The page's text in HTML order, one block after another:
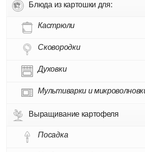
Блюда из картошки для:
Кастрюли
Сковородки
Духовки
Мультиварки и
Выращивание картофеля
Посадка